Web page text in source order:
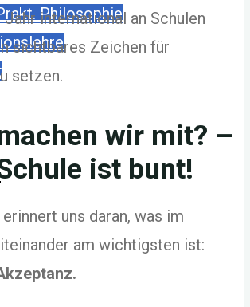
Philosophie
Jahr international an Schulen
sichtbares Zeichen für
setzen.
wir mit? –
ist bunt!
erinnert uns daran, was im
am wichtigsten ist: